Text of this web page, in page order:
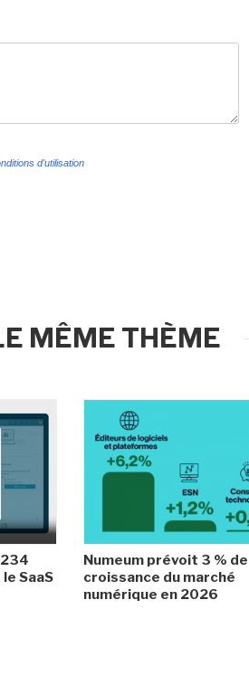
d'utilisation
MÊME THÈME
SaaS
Numeum prévoit 3 % de
croissance du marché
numérique en 2026